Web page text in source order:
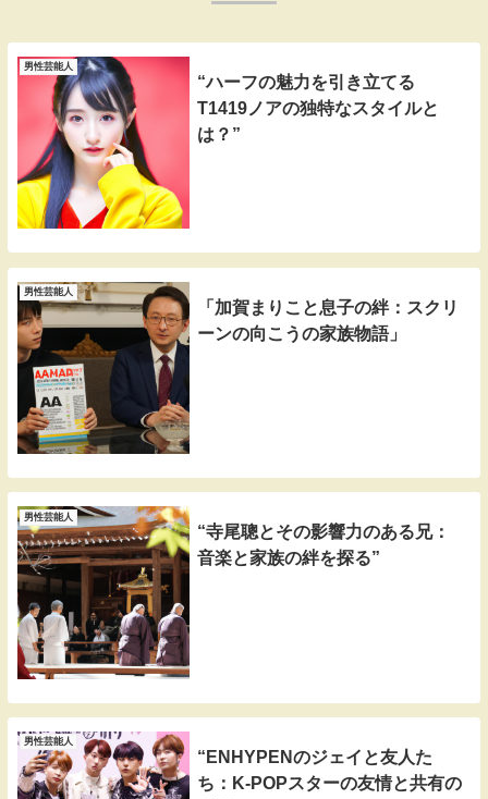
男性芸能人
“ハーフの魅力を引き立てる
T1419ノアの独特なスタイルと
は？”
男性芸能人
「加賀まりこと息子の絆：スクリ
ーンの向こうの家族物語」
男性芸能人
“寺尾聰とその影響力のある兄：
音楽と家族の絆を探る”
男性芸能人
“ENHYPENのジェイと友人た
ち：K-POPスターの友情と共有の